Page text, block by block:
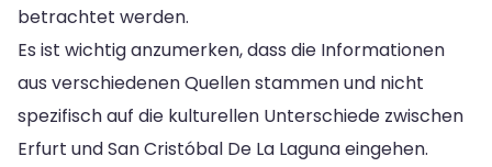
betrachtet werden.
Es ist wichtig anzumerken, dass die Informationen
aus verschiedenen Quellen stammen und nicht
spezifisch auf die kulturellen Unterschiede zwischen
Erfurt und San Cristóbal De La Laguna eingehen.